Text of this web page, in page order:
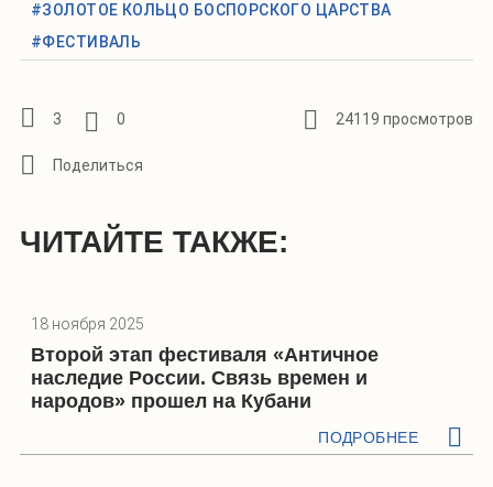
#ЗОЛОТОЕ КОЛЬЦО БОСПОРСКОГО ЦАРСТВА
#ФЕСТИВАЛЬ
3 0 24119 просмотров
ЧИТАЙТЕ ТАКЖЕ:
18 ноября 2025
Второй этап фестиваля «Античное
наследие России. Связь времен и
народов» прошел на Кубани
ПОДРОБНЕЕ